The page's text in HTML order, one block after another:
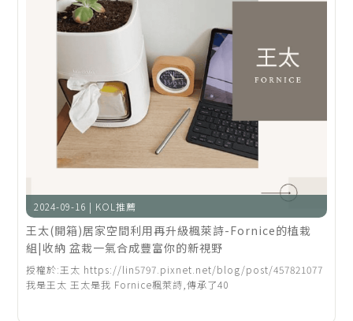
2024-09-16 | KOL推薦
王太(開箱)居家空間利用再升級楓萊詩-Fornice的植栽
組|收納 盆栽一氣合成豐富你的新視野
授權於:王太 https://lin5797.pixnet.net/blog/post/457821077
我是王太 王太是我 Fornice楓萊詩,傳承了40